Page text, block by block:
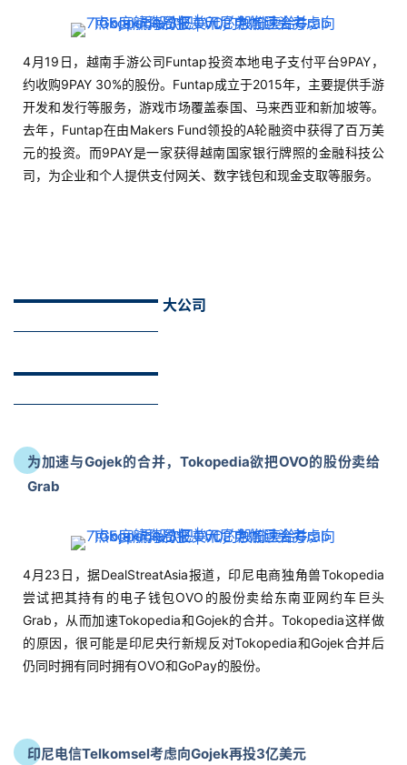
4月19日，越南手游公司Funtap投资本地电子支付平台9PAY，
约收购9PAY 30%的股份。Funtap成立于2015年，主要提供手游
开发和发行等服务，游戏市场覆盖泰国、马来西亚和新加坡等。
去年，Funtap在由Makers Fund领投的A轮融资中获得了百万美
元的投资。而9PAY是一家获得越南国家银行牌照的金融科技公
司，为企业和个人提供支付网关、数字钱包和现金支取等服务。
大公司
为加速与Gojek的合并，Tokopedia欲把OVO的股份卖给
Grab
4月23日，据DealStreatAsia报道，印尼电商独角兽Tokopedia
尝试把其持有的电子钱包OVO的股份卖给东南亚网约车巨头
Grab，从而加速Tokopedia和Gojek的合并。Tokopedia这样做
的原因，很可能是印尼央行新规反对Tokopedia和Gojek合并后
仍同时拥有同时拥有OVO和GoPay的股份。
印尼电信Telkomsel考虑向Gojek再投3亿美元